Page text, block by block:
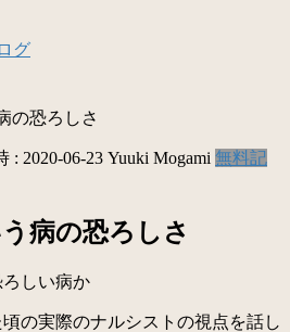
グ
の恐ろしさ
: 2020-06-23 Yuuki Mogami 無料記
病の恐ろしさ
しい病か
の実際のナルシストの視点を話し